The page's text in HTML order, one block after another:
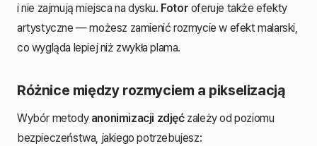
i nie zajmują miejsca na dysku. Fotor oferuje także efekty
artystyczne — możesz zamienić rozmycie w efekt malarski,
co wygląda lepiej niż zwykła plama.
Różnice między rozmyciem a pikselizacją
Wybór metody anonimizacji zdjęćzależy od poziomu
bezpieczeństwa, jakiego potrzebujesz: